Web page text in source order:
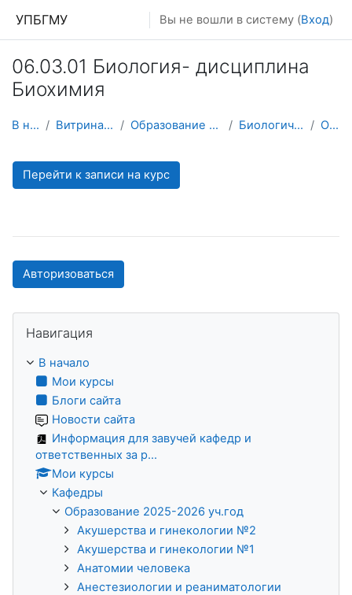
УПБГМУ Вы не вошли в систему (Вход)
06.03.01 Биология- дисциплина
Биохимия
В начало Витрина курсов 3KL Образование 2025-2026 уч.год Биологической химии О курсе
Перейти к записи на курс
Авторизоваться
Навигация
В начало
Мои курсы
Блоги сайта
Новости сайта
Информация для завучей кафедр и
ответственных за р...
Мои курсы
Кафедры
Образование 2025-2026 уч.год
Акушерства и гинекологии №2
Акушерства и гинекологии №1
Анатомии человека
Анестезиологии и реаниматологии